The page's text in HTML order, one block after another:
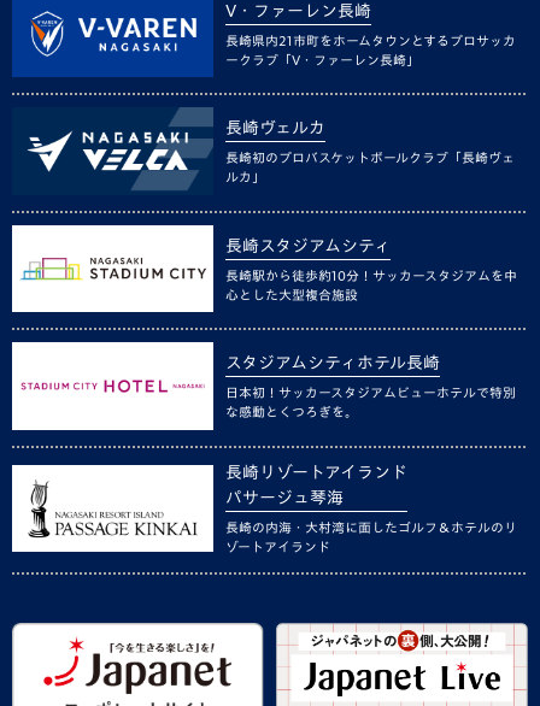
V・ファーレン長崎
長崎県内21市町をホームタウンとするプロサッカ
ークラブ「V・ファーレン長崎」
長崎ヴェルカ
長崎初のプロバスケットボールクラブ「長崎ヴェ
ルカ」
長崎スタジアムシティ
長崎駅から徒歩約10分！サッカースタジアムを中
心とした大型複合施設
スタジアムシティホテル長崎
日本初！サッカースタジアムビューホテルで特別
な感動とくつろぎを。
長崎リゾートアイランド
パサージュ琴海
長崎の内海・大村湾に面したゴルフ＆ホテルのリ
ゾートアイランド